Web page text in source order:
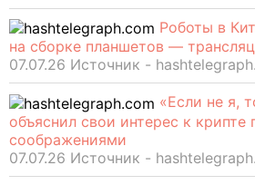
Роботы в
на сборке планшетов —
07.07.26 Источник -
«Если не я,
объяснил свои интерес к крипте
соображениями
07.07.26 Источник -